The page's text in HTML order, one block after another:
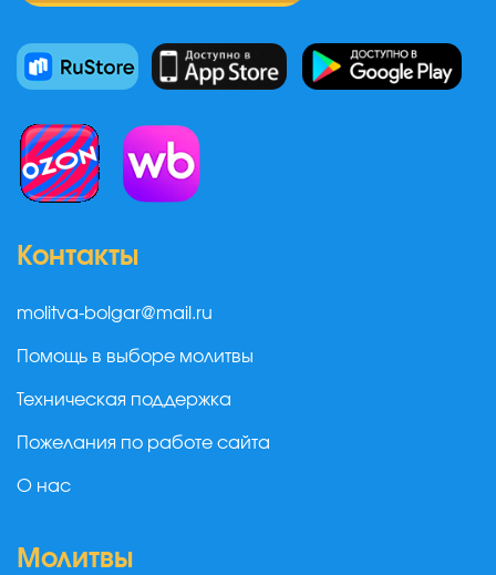
Контакты
molitva-bolgar@mail.ru
Помощь в выборе молитвы
Техническая поддержка
Пожелания по работе сайта
О нас
Молитвы